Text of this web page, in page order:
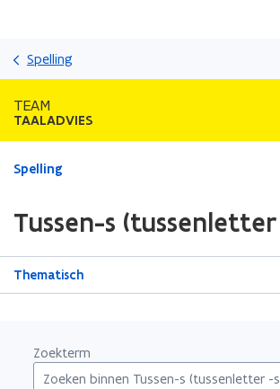
Spelling
TEAM
TAALADVIES
Gedaan
zich
op:
Tussen-
Spelling
Tussen-s
Thematisch
Zoekterm